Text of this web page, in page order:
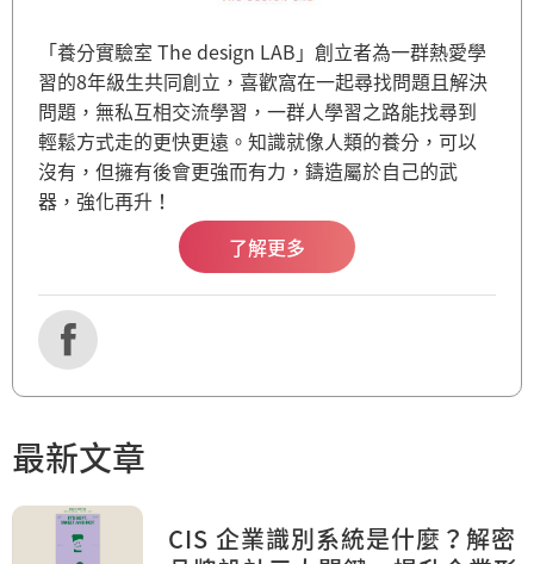
「養分實驗室 The design LAB」創立者為一群熱愛學
習的8年級生共同創立，喜歡窩在一起尋找問題且解決
問題，無私互相交流學習，一群人學習之路能找尋到
輕鬆方式走的更快更遠。知識就像人類的養分，可以
沒有，但擁有後會更強而有力，鑄造屬於自己的武
器，強化再升！
了解更多
最新文章
CIS 企業識別系統是什麼？解密